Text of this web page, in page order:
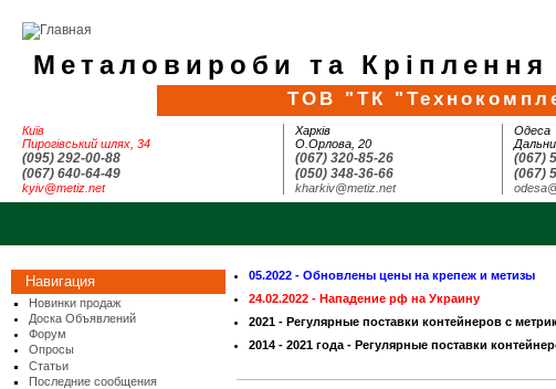
Металовироби та Кріплення
ТОВ "ТК
Київ
Пирогівський шлях, 34
(095) 292-00-88
(067) 640-64-49
kyiv@metiz.net
Харків
О.Орлова, 20
(067) 320-85-26
(050) 348-36-66
kharkiv@metiz.net
Одеса
(067)
(067)
Навигация
Новинки продаж
Доска Объявлений
Форум
Опросы
Статьи
Последние сообщения
05.2022 - Обновлены цены на крепеж и метизы
24.02.2022 - Нападение рф на Украину
2021 - Регулярные поставки контейнеров с
2014 - 2021 года - Регулярные поставки